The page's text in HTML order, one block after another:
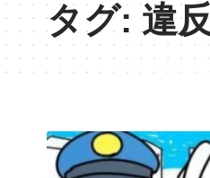
タグ:違反